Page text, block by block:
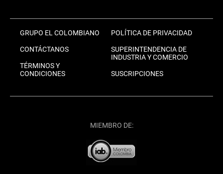
GRUPO EL COLOMBIANO
CONTÁCTANOS
TÉRMINOS Y
CONDICIONES
POLÍTICA DE PRIVACIDAD
SUPERINTENDENCIA DE
INDUSTRIA Y COMERCIO
SUSCRIPCIONES
MIEMBRO DE: